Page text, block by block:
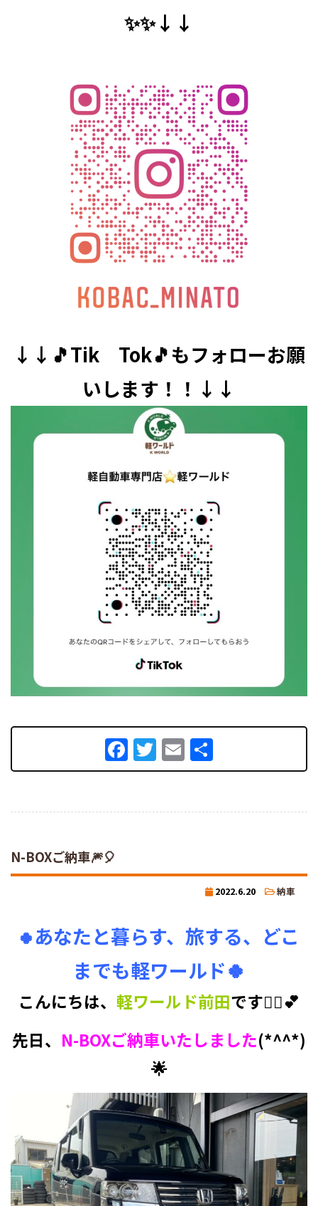
✨✨↓↓
↓↓🎵Tik Tok🎵もフォローお願
いします！！↓↓
Facebook
Twitter
Email
有
N-BOXご納車🎆🎈
2022.6.20 納車
🍀あなたと暮らす、旅する、どこ
までも軽ワールド🍀
こんにちは、 軽ワールド前田です💁‍♀️💕
先日、 N-BOXご納車いたしました(*^^*)
🌟